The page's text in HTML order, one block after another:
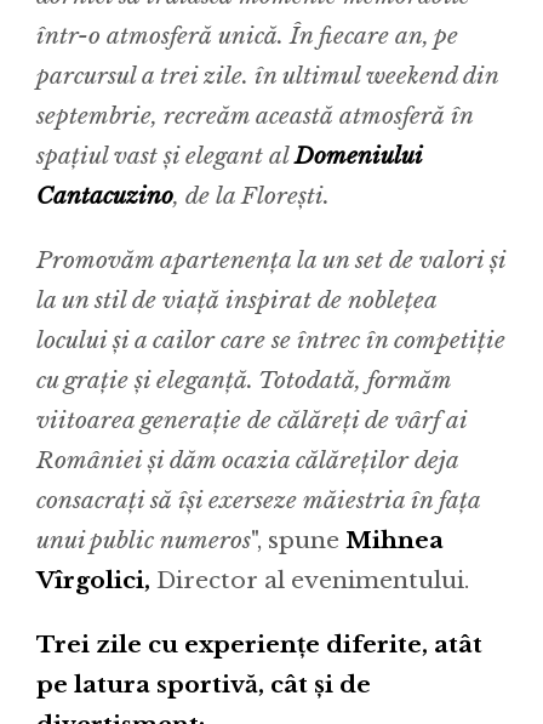
într-o atmosferă unică. În fiecare an, pe
parcursul a trei zile. în ultimul weekend din
septembrie, recreăm această atmosferă în
spațiul vast și elegant alDomeniului
Cantacuzino, de la Florești.
Promovăm apartenența la un set de valori și
la un stil de viață inspirat de noblețea
locului și a cailor care se întrec în competiție
cu grație și eleganță. Totodată, formăm
viitoarea generație de călăreți de vârf ai
României și dăm ocazia călăreților deja
consacrați să își exerseze măiestria în fața
unui public numeros", spune Mihnea
Vîrgolici, Director al evenimentului.
Trei zile cu experiențe diferite, atât
pe latura sportivă, cât și de